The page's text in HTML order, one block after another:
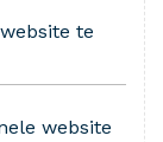
te
website